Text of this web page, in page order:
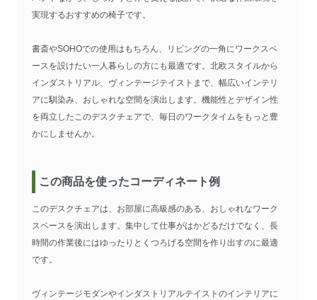
実現するおすすめの椅子です。
書斎やSOHOでの使用はもちろん、リビングの一角にワークスペ
ースを設けたい一人暮らしの方にも最適です。北欧スタイルから
インダストリアル、ヴィンテージテイストまで、幅広いインテリ
アに馴染み、おしゃれな空間を演出します。機能性とデザイン性
を両立したこのデスクチェアで、毎日のワークタイムをもっと豊
かにしませんか。
この商品を使ったコーディネート例
このデスクチェアは、お部屋に高級感のある、おしゃれなワーク
スペースを演出します。集中して仕事がはかどるだけでなく、長
時間の作業後にはゆったりとくつろげる空間を作り出すのに最適
です。
ヴィンテージモダンやインダストリアルテイストのインテリアに